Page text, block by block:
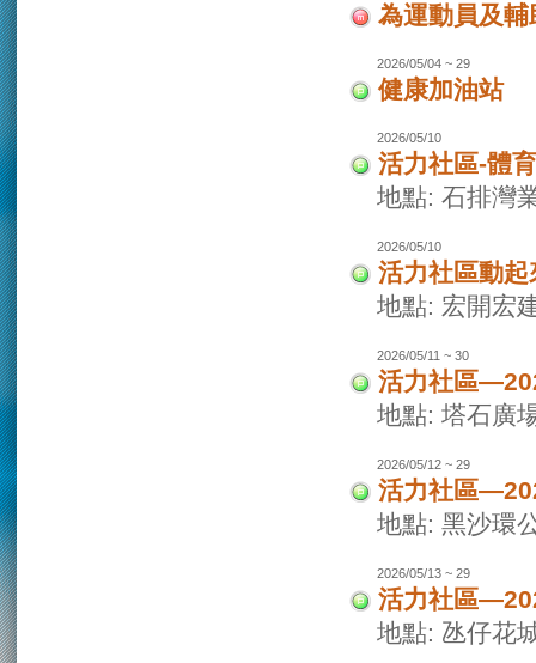
為運動員及
2026/05/04 ~ 29
健康加油站
2026/05/10
活力社區-體
地點: 石排灣
2026/05/10
活力社區動
地點: 宏開宏
2026/05/11 ~ 30
活力社區
地點: 塔石廣
2026/05/12 ~ 29
活力社區
地點: 黑沙環
2026/05/13 ~ 29
活力社區
地點: 氹仔花